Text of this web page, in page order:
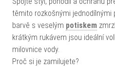
těmito rozkošnými jednodílnými
barvě s veselým potiskem
krátkým rukávem jsou ideální
milovnice vody.
Proč si je zamilujete?